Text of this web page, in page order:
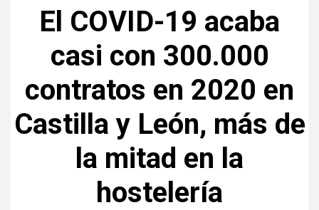
El COVID-19 acaba
casi con 300.000
contratos en 2020 en
Castilla y León, más de
la mitad en la
hostelería